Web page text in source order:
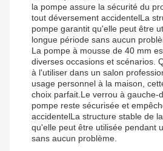
la pompe assure la sécurité du
tout déversement accidentelLa
pompe garantit qu'elle peut être
longue période sans aucun
La pompe à mousse de 40 mm
diverses occasions et scénarios.
à l'utiliser dans un salon
usage personnel à la maison,
choix parfait.Le verrou à gauche-
pompe reste sécurisée et
accidentelLa structure stable de
qu'elle peut être utilisée pendant
sans aucun problème.